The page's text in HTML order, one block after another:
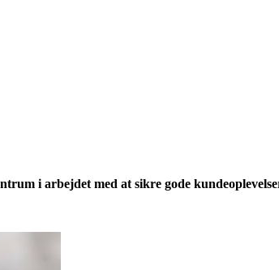
i arbejdet med at sikre gode